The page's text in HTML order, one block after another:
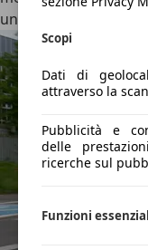
Scopi
Dati di
attraverso la
Pubblicità e
delle
ricerche sul
Funzioni
un singolo litro di